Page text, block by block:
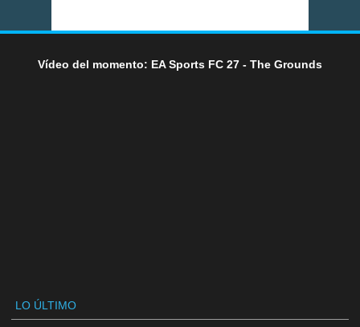
Vídeo del momento: EA Sports FC 27 - The Grounds
LO ÚLTIMO